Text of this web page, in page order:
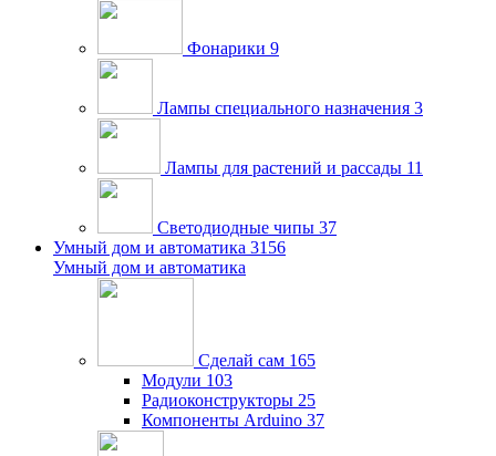
Фонарики 9
Лампы специального назначения 3
Лампы для растений и рассады 11
Светодиодные чипы 37
Умный дом и автоматика 3156
Умный дом и автоматика
Сделай сам 165
Модули 103
Радиоконструкторы 25
Компоненты Arduino 37